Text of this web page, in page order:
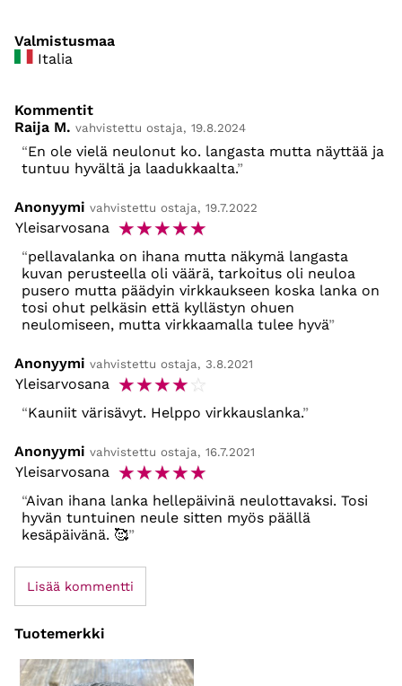
Valmistusmaa
Italia
Kommentit
Raija M. vahvistettu ostaja, 19.8.2024
En ole vielä neulonut ko. langasta mutta näyttää ja
tuntuu hyvältä ja laadukkaalta.
Anonyymi vahvistettu ostaja, 19.7.2022
Yleisarvosana ☆☆☆☆☆
pellavalanka on ihana mutta näkymä langasta
kuvan perusteella oli väärä, tarkoitus oli neuloa
pusero mutta päädyin virkkaukseen koska lanka on
tosi ohut pelkäsin että kyllästyn ohuen
neulomiseen, mutta virkkaamalla tulee hyvä
Anonyymi vahvistettu ostaja, 3.8.2021
Yleisarvosana ☆☆☆☆☆
Kauniit värisävyt. Helppo virkkauslanka.
Anonyymi vahvistettu ostaja, 16.7.2021
Yleisarvosana ☆☆☆☆☆
Aivan ihana lanka hellepäivinä neulottavaksi. Tosi
hyvän tuntuinen neule sitten myös päällä
kesäpäivänä. 🥰
Lisää kommentti
Tuotemerkki